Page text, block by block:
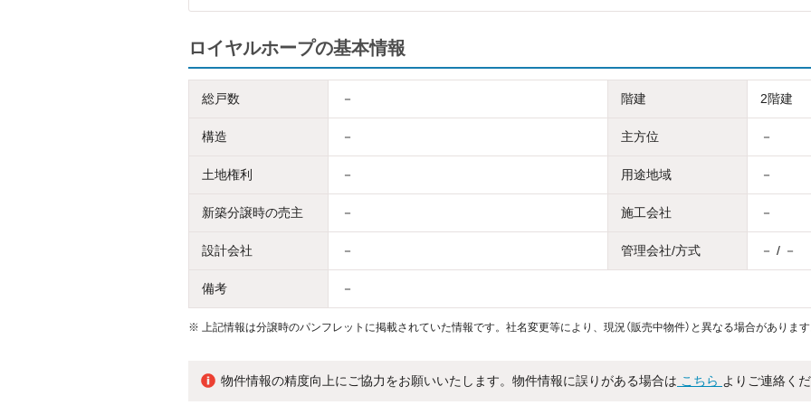
ロイヤルホープの基本情報
総戸数 － 階建 2階建
構造 － 主方位 －
土地権利 － 用途地域 －
新築分譲時の売主 － 施工会社 －
設計会社 － 管理会社/方式 － / －
備考 －
※ 上記情報は分譲時のパンフレットに掲載されていた情報です。社名変更等により、現況（販売中物件）と異なる場合があります
物件情報の精度向上にご協力をお願いいたします。物件情報に誤りがある場合は こちら よりご連絡くだ